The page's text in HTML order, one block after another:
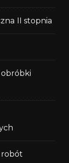
II stopnia
robót